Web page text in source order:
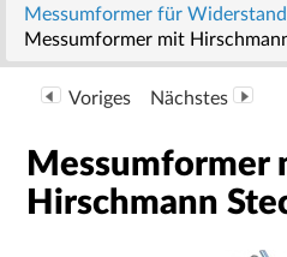
Messumformer für
Messumformer mit
Voriges Nächstes
Messumformer
Hirschmann